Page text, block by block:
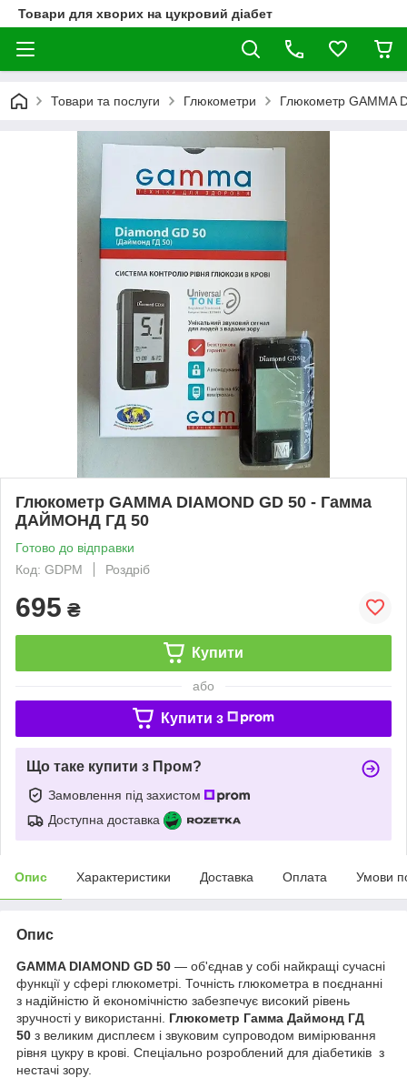
Товари для хворих на цукровий діабет
Товари та послуги Глюкометри Глюкометр
Глюкометр GAMMA DIAMOND GD 50 - Гамма
ДАЙМОНД ГД 50
Готово до відправки
Код: GDPM
Роздріб
695 ₴
Купити
або
Купити з
Що таке купити з Пром?
Замовлення під захистом
Доступна доставка
Опис Характеристики Доставка Оплата Умови
Опис
GAMMA DIAMOND GD 50 — об'єднав у собі найкращі сучасні
функції у сфері глюкометрі. Точність глюкометра в поєднанні
з надійністю й економічністю забезпечує високий рівень
зручності у використанні. Глюкометр Гамма Даймонд ГД
50 з великим дисплеєм і звуковим супроводом вимірювання
рівня цукру в крові. Спеціально розроблений для діабетиків з
нестачі зору.